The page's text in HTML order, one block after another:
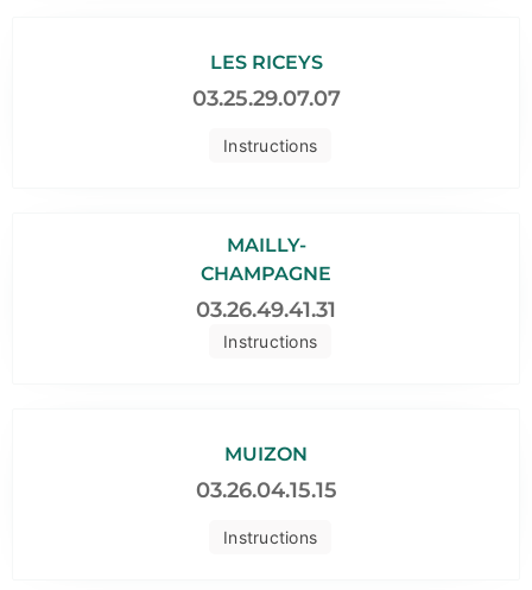
Instructions
LES RICEYS
03.25.29.07.07
Instructions
MAILLY-
CHAMPAGNE
03.26.49.41.31
Instructions
MUIZON
03.26.04.15.15